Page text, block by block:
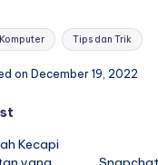
Komputer Tips dan Trik
on December 19, 2022
Kecapi